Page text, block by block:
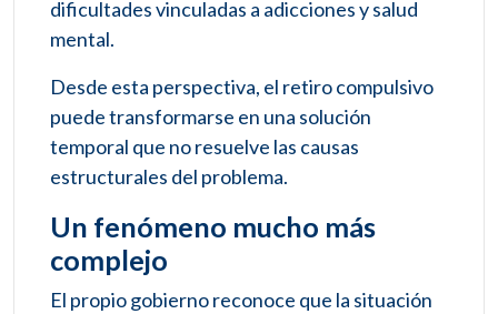
dificultades vinculadas a adicciones y salud
mental.
Desde esta perspectiva, el retiro compulsivo
puede transformarse en una solución
temporal que no resuelve las causas
estructurales del problema.
Un fenómeno mucho más
complejo
El propio gobierno reconoce que la situación